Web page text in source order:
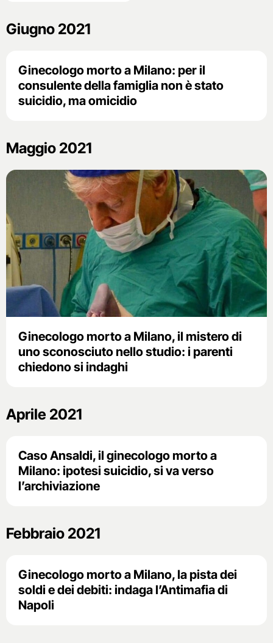
Giugno 2021
Ginecologo morto a Milano: per il
consulente della famiglia non è stato
suicidio, ma omicidio
Maggio 2021
Ginecologo morto a Milano, il mistero di
uno sconosciuto nello studio: i parenti
chiedono si indaghi
Aprile 2021
Caso Ansaldi, il ginecologo morto a
Milano: ipotesi suicidio, si va verso
l’archiviazione
Febbraio 2021
Ginecologo morto a Milano, la pista dei
soldi e dei debiti: indaga l’Antimafia di
Napoli